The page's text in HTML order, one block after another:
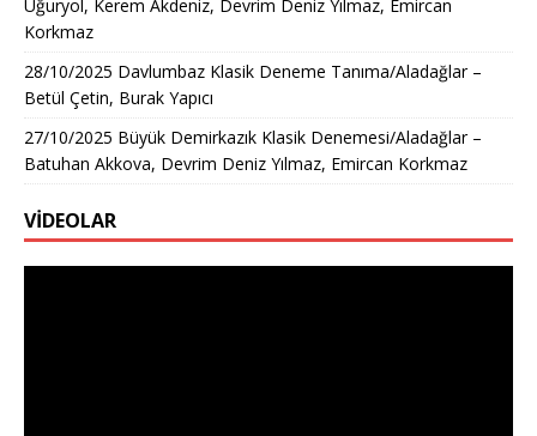
Uğuryol, Kerem Akdeniz, Devrim Deniz Yılmaz, Emircan
Korkmaz
28/10/2025 Davlumbaz Klasik Deneme Tanıma/Aladağlar –
Betül Çetin, Burak Yapıcı
27/10/2025 Büyük Demirkazık Klasik Denemesi/Aladağlar –
Batuhan Akkova, Devrim Deniz Yılmaz, Emircan Korkmaz
VİDEOLAR